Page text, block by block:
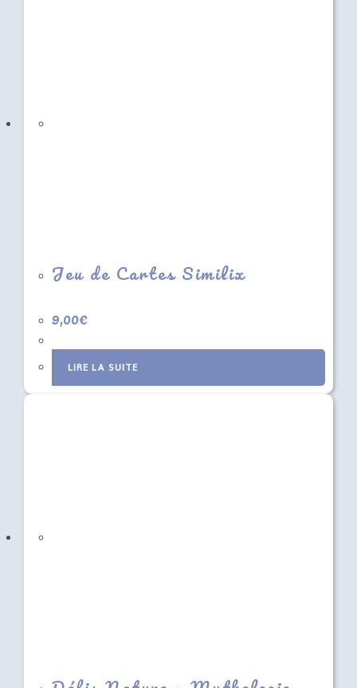
Jeu de Cartes Similix
9,00€
LIRE LA SUITE